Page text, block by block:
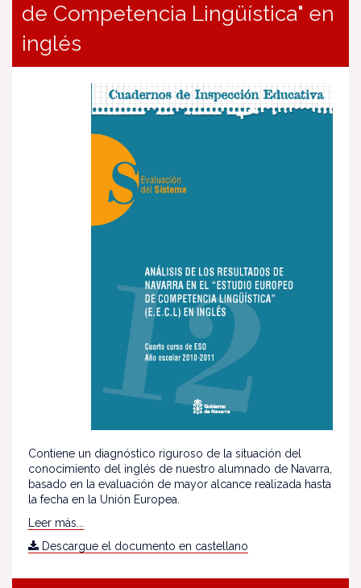
de Competencia Lingüística" en
inglés
Contiene un diagnóstico riguroso de la situación del
conocimiento del inglés de nuestro alumnado de Navarra,
basado en la evaluación de mayor alcance realizada hasta
la fecha en la Unión Europea.
Leer más...
Descargue el documento en castellano